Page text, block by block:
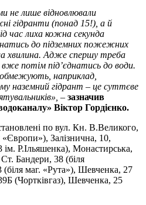
не лише відновлювали
гідранти (понад 15!), а й
час лиха кожна секунда
до підземних пожежних
хвилина. Адже спершу треба
вже потім під’єднатись до води.
наприклад,
наземний гідрант – це суттєве
– зазначив
Віктор Гордієнко.
по вул. Кн. В.Великого,
Залізнична, 10,
Р.Ільяшенка), Монастирська,
Бандери, 38 (біля
маг. «Рута»), Шевченка, 27
(Чортківгаз), Шевченка, 25